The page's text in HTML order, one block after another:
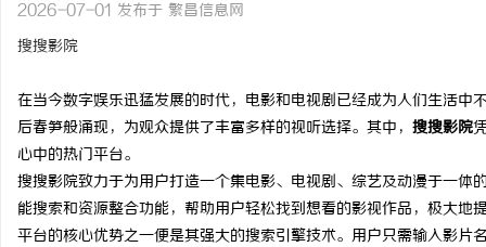
2026-07-01 发布于 繁昌信息网
搜搜影院
在当今数字娱乐迅猛发展的时代，电影和电视剧已经成为人们生活
后春笋般涌现，为观众提供了丰富多样的视听选择。其中， 搜搜影院
心中的热门平台。
搜搜影院致力于为用户打造一个集电影、电视剧、综艺及动漫于一
能搜索和资源整合功能，帮助用户轻松找到想看的影视作品，极大地
平台的核心优势之一便是其强大的搜索引擎技术。用户只需输入影